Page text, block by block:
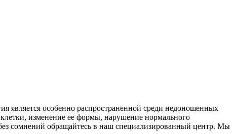
является особенно распространенной среди недоношенных
изменение ее формы, нарушение нормального
сомнений обращайтесь в наш специализированный центр. Мы